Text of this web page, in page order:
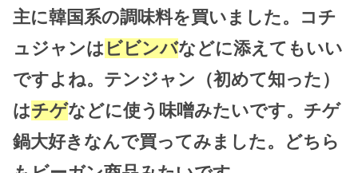
主に韓国系の調味料を買いました。コチ
ュジャンは ビビンバなどに添えてもいい
ですよね。テンジャン（初めて知った）
はチゲなどに使う味噌みたいです。チゲ
鍋大好きなんで買ってみました。どちら